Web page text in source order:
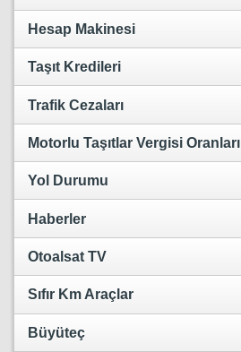
Hesap Makinesi
Taşıt Kredileri
Trafik Cezaları
Motorlu Taşıtlar Vergisi Oranları
Yol Durumu
Haberler
Otoalsat TV
Sıfır Km Araçlar
Büyüteç